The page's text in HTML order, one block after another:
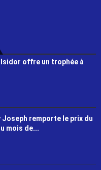
offre un trophée à
Joseph remporte le prix du
mois de...